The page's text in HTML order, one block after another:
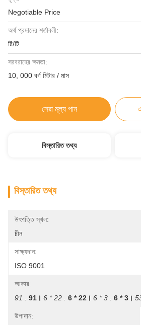
Negotiable Price
অর্থ প্রদানের শর্তাবলী:
টি/টি
সরবরাহের ক্ষমতা:
10, 000 বর্গ মিটার / মাস
সেরা মূল্য পান
বিস্তারিত তথ্য
বিস্তারিত তথ্য
উৎপত্তি স্থল:
চীন
সাক্ষ্যদান:
ISO 9001
আকার:
91 .
91। 6 * 22 . 6 * 22। 6 * 3 . 6 * 3।
উপাদান: